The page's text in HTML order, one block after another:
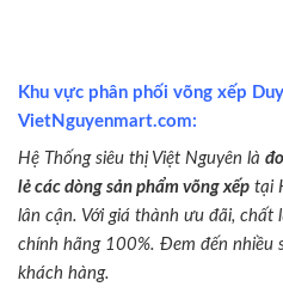
Khu vực phân phối võng xếp
VietNguyenmart.com:
Hệ Thống siêu thị Việt Nguyên là
lẻ các dòng sản phẩm võng xếp tại
lân cận. Với giá thành ưu đãi, chất
chính hãng 100%. Đem đến nhiều
khách hàng.